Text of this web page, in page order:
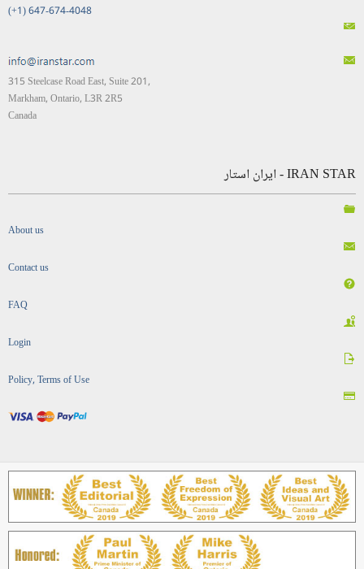
(+1) 647-674-4048
315 Steelcase Road East, Suite 201,
Markham, Ontario, L3R 2R5
Canada
IRAN STAR - ایران استار
About us
Contact us
FAQ
Login
Policy, Terms of Use